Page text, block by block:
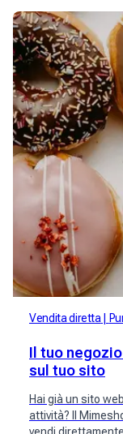
Vendita diretta
Il tuo
sul tuo sito
Hai già un sito
attività? Il